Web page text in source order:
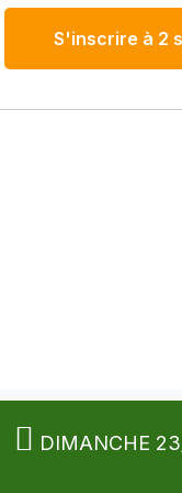
S'inscrire à 2
DIMANCHE